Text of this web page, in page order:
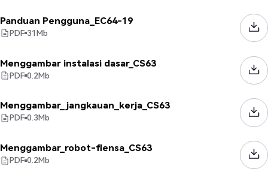
Panduan Pengguna_EC64-19
PDF 31Mb
Menggambar instalasi dasar_CS63
PDF 0.2Mb
Menggambar_jangkauan_kerja_CS63
PDF 0.3Mb
Menggambar_robot-flensa_CS63
PDF 0.2Mb